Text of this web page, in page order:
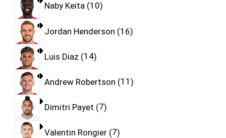
Naby Keita 10
Jordan Henderson 16
Luis Diaz 14
Andrew Robertson 11
Dimitri Payet 7
Valentin Rongier 7